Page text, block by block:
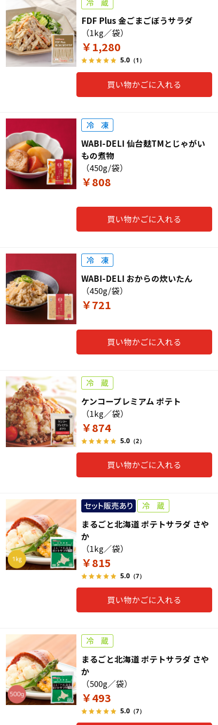
FDF Plus 金ごまごぼうサラダ
（1kg／袋）
￥1,280
5.0（1）
買い物かごに入れる
WABI-DELI 仙台麸TMとじゃがい
もの煮物
（450g/袋）
￥808
買い物かごに入れる
WABI-DELI おからの炊いたん
（450g/袋）
￥721
買い物かごに入れる
ケンコープレミアム ポテト
（1kg／袋）
￥874
5.0（2）
買い物かごに入れる
まるごと北海道 ポテトサラダ さや
か
（1kg／袋）
￥815
5.0（7）
買い物かごに入れる
まるごと北海道 ポテトサラダ さや
か
（500g／袋）
￥493
5.0（7）